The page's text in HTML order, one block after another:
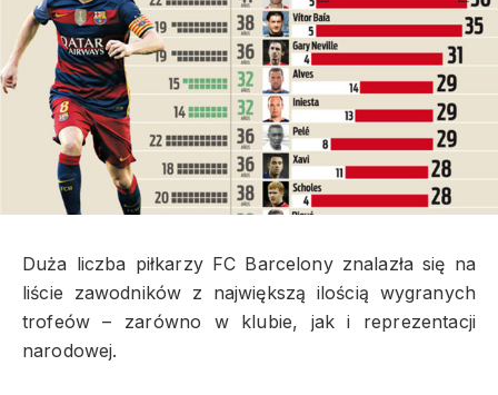
Duża liczba piłkarzy FC Barcelony znalazła się na
liście zawodników z największą ilością wygranych
trofeów – zarówno w klubie, jak i reprezentacji
narodowej.